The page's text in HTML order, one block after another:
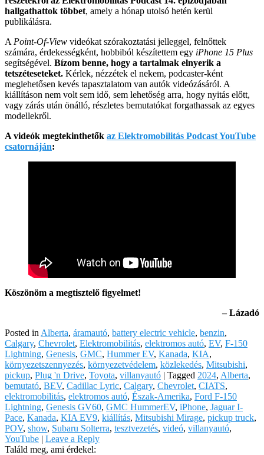
hallgathattok többet, amely a hónap utolsó hetén kerül
publikálásra.
A Point-Of-View videókat szórakoztatási jelleggel, felnőttek
számára, érdekességként, hobbiból készítettem egy iPhone 15 Plus
segítségével. Bízom benne, hogy a tartalmak elnyerik a
tetszéteseteket. Kérlek, nézzétek el nekem, podcaster-ként
meglehetősen kevés tapasztalatom van autók videózásáról. A
kiállításon nem volt sem idő, sem lehetőség arra, hogy nyitás előtt,
vagy zárás után önálló, részletes bemutatókat forgathassak az egyes
modellekről.
A videók megtekinthetők az Elektromobilitás Podcast YouTube
csatornáján:
Köszönöm a megtisztelő figyelmet!
– Lázadó
Posted in Alberta, áramautó, battery electric vehicle, benzin,
Calgary, Chevrolet, Elektromobilitás, elektromos autó, EV, F-150
Lightning, Genesis, GMC, Hummer EV, Kanada, KIA,
környezetszennyezés, környezetvédelem, közlekedés, Mitsubishi,
pickup, Plug 'n Drive, Toyota, villanyautó | Tagged 2024, Alberta,
bemutató, BEV, Cadillac Lyric, Calgary, Chevrolet, CIATS,
elektromobilitás, elektromos autó, Észak-Amerika, Ford F-150
Lightning, Genesis GV60, GMC HummerEV, iPhone, Jaguar I-
Pace, Kanada, KIA EV9, kiállítás, Mitsubishi Mirage, pickup truck,
POV, show, Subaru Solterra, tesztvezetés, videó, villanyautó,
YouTube | Leave a Reply
Találd meg, ami érdekel: